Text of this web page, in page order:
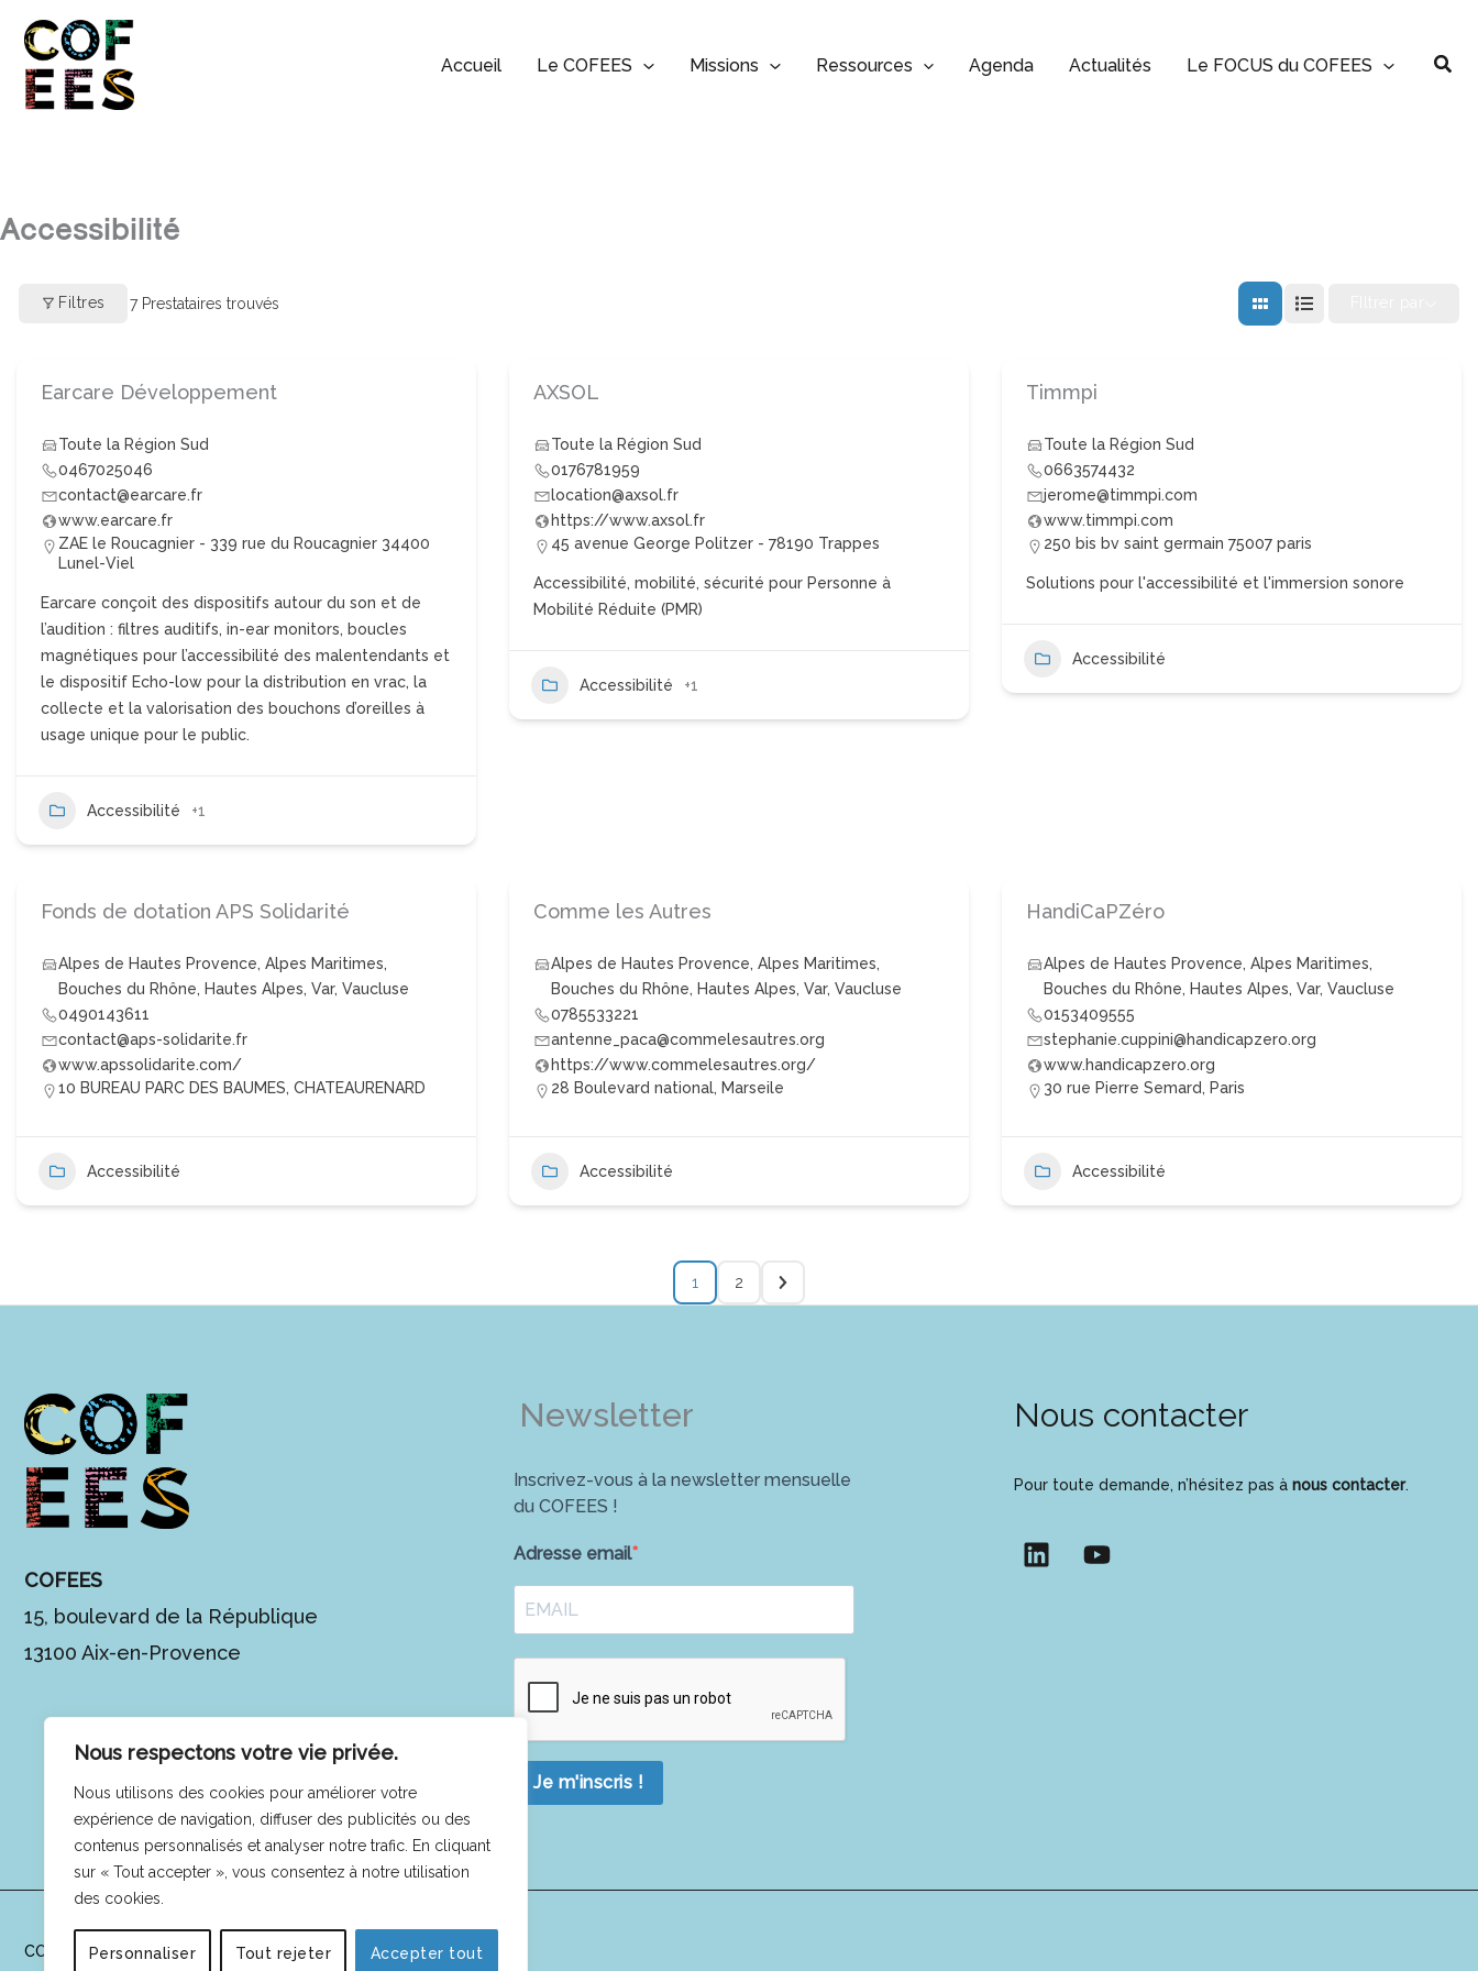
Nous respectons votre vie privée.
Nous utilisons des cookies pour améliorer votre
expérience de navigation, diffuser des publicités ou des
contenus personnalisés et analyser notre trafic. En cliquant
sur « Tout accepter », vous consentez à notre utilisation
des cookies.
Personnaliser Tout rejeter Accepter tout
Accueil Le COFEES Missions Ressources Agenda Actualités Le FOCUS du COFEES
Accessibilité
Filtres 7Prestataires trouvés
Earcare Développement
Toute la Région Sud
0467025046
contact@earcare.fr
www.earcare.fr
ZAE le Roucagnier - 339 rue du Roucagnier 34400
Lunel-Viel
Earcare conçoit des dispositifs autour du son et de
l’audition : filtres auditifs, in-ear monitors, boucles
magnétiques pour l’accessibilité des malentendants et
le dispositif Echo-low pour la distribution en vrac, la
collecte et la valorisation des bouchons d’oreilles à
usage unique pour le public.
Accessibilité +1
AXSOL
Toute la Région Sud
0176781959
location@axsol.fr
https://www.axsol.fr
45 avenue George Politzer - 78190 Trappes
Accessibilité, mobilité, sécurité pour Personne à
Mobilité Réduite (PMR)
Accessibilité +1
Timmpi
Toute la Région Sud
0663574432
jerome@timmpi.com
www.timmpi.com
250 bis bv saint germain 75007 paris
Solutions pour l'accessibilité et l'immersion sonore
Accessibilité
Fonds de dotation APS Solidarité
Alpes de Hautes Provence, Alpes Maritimes,
Bouches du Rhône, Hautes Alpes, Var, Vaucluse
0490143611
contact@aps-solidarite.fr
www.apssolidarite.com/
10 BUREAU PARC DES BAUMES, CHATEAURENARD
Accessibilité
Comme les Autres
Alpes de Hautes Provence, Alpes Maritimes,
Bouches du Rhône, Hautes Alpes, Var, Vaucluse
0785533221
antenne_paca@commelesautres.org
https://www.commelesautres.org/
28 Boulevard national, Marseile
Accessibilité
HandiCaPZéro
Alpes de Hautes Provence, Alpes Maritimes,
Bouches du Rhône, Hautes Alpes, Var, Vaucluse
0153409555
stephanie.cuppini@handicapzero.org
www.handicapzero.org
30 rue Pierre Semard, Paris
Accessibilité
1 2
COFEES
15, boulevard de la République
13100 Aix-en-Provence
Newsletter
Inscrivez-vous à la newsletter mensuelle
du COFEES !
Adresse email
Je m'inscris !
Nous contacter
Pour toute demande, n’hésitez pas à nous contacter.
COFEES © 2025 -Mentions légales|Politique de confidentialité